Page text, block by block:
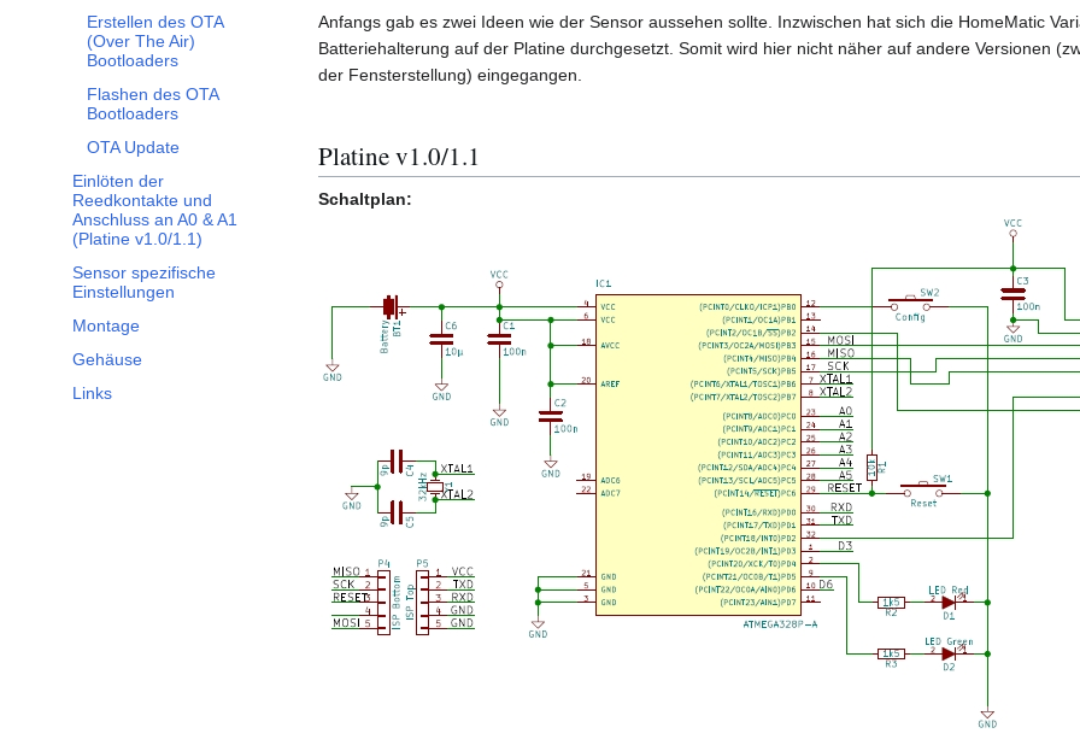
Erstellen des OTA
(Over The Air)
Bootloaders
Flashen des OTA
Bootloaders
OTA Update
Einlöten der
Reedkontakte und
Anschluss an A0 & A1
(Platine v1.0/1.1)
Sensor spezifische
Einstellungen
Montage
Gehäuse
Links
Anfangs gab es zwei Ideen wie der Sensor aussehen sollte. Inzwischen hat sich die HomeMatic
Batteriehalterung auf der Platine durchgesetzt. Somit wird hier nicht näher auf andere Versionen
der Fensterstellung) eingegangen.
Platine v1.0/1.1
Schaltplan: